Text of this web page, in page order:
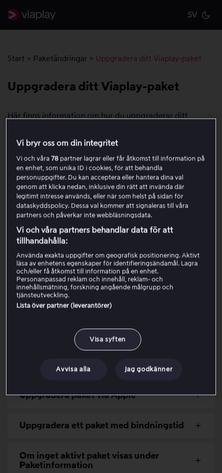
SV
Start > Paketändringar > Uppgradera ditt Viaplay-paket
Uppgradera ditt Viaplay-paket
Här finns information om hur du uppgraderar ditt
din betalning påverkas.
För att uppgradera ditt paket, behöver du gå in på sidan
där din paketinformation visas. Följ stegen nedan för att
hitta dit:
Gå till Viaplay.se i en webbläsare.
ÖppnaMitt konto.
Paketinformation.
Följ stegen i menyerna nedan, beroende på om du
är direktkund, partnerkund eller har ett paket via
Apple.
Uppgradera paket via en partner
Uppgradera paket via Apple
Uppgradera ett paket med bindningstid
Om inget aktivt paket visas under
Paketinformation
Vi bryr oss om din integritet
Vi och våra78 partner lagrar eller får åtkomst till information på
en enhet, som unika ID i cookies, för att behandla
personuppgifter. Du kan acceptera eller hantera dina val
genom att klicka nedan, inklusive din rätt att invända där
legitimt intresse används, eller när som helst på sidan för
dataskyddspolicy. Dessa val kommer att signaleras till våra
partners och påverkar inte webbläsningsdata.
Vi och våra partners behandlar data för att
tillhandahålla:
Använda exakta uppgifter om geografisk positionering. Aktivt
läsa av enhetens egenskaper för identifieringsändamål. Lagra
och/eller få åtkomst till information på en enhet.
Personanpassad reklam och innehåll, reklam- och
innehållsmätning, forskning angående målgrupp och
tjänsteutveckling.
Lista över partner (leverantörer)
Visa syften
Avvisa alla Jag godkänner